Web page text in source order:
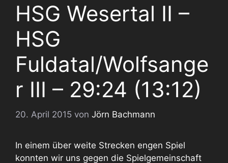
HSG Wesertal II –
HSG
Fuldatal/Wolfsange
r III – 29:24 (13:12)
20. April 2015 von Jörn Bachmann
In einem über weite Strecken engen Spiel
konnten wir uns gegen die Spielgemeinschaft